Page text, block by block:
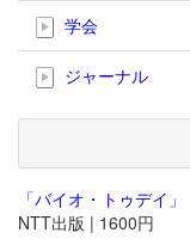
学会
ジャーナル
「バイオ・トゥデイ」
NTT出版 | 1600円